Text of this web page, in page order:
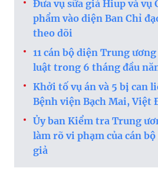
Đưa vụ sữa giả Hiup và vụ
phẩm vào diện Ban Chỉ
theo dõi
11 cán bộ diện Trung
luật trong 6 tháng đầu
Khởi tố vụ án và 5 bị can
Bệnh viện Bạch Mai, Việt
Ủy ban Kiểm tra Trung
làm rõ vi phạm của cán
giả